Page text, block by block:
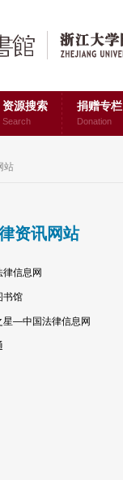
资源搜索
Search
捐赠专栏
Donation
站
资讯网站
律信息网
书馆
星—中国法律信息网